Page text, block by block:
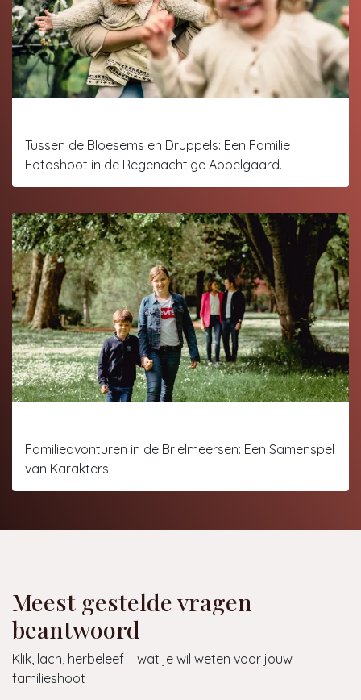
Tussen de Bloesems en Druppels: Een Familie
Fotoshoot in de Regenachtige Appelgaard.
Familieavonturen in de Brielmeersen: Een Samenspel
van Karakters.
Meest gestelde vragen
beantwoord
Klik, lach, herbeleef – wat je wil weten voor jouw
familieshoot